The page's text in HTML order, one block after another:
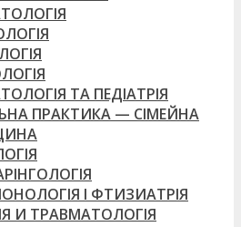
ТА ПЕДІАТРІЯ
ПРАКТИКА — СІМЕЙНА
І ФТИЗИАТРІЯ
И ТРАВМАТОЛОГІЯ